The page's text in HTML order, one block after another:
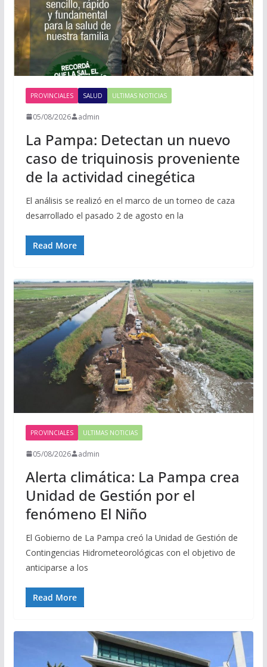
PROVINCIALES SALUD ULTIMAS NOTICIAS
05/08/2026 admin
La Pampa: Detectan un nuevo
caso de triquinosis proveniente
de la actividad cinegética
El análisis se realizó en el marco de un torneo de caza
desarrollado el pasado 2 de agosto en la
Read More
PROVINCIALES ULTIMAS NOTICIAS
05/08/2026 admin
Alerta climática: La Pampa crea
Unidad de Gestión por el
fenómeno El Niño
El Gobierno de La Pampa creó la Unidad de Gestión de
Contingencias Hidrometeorológicas con el objetivo de
anticiparse a los
Read More